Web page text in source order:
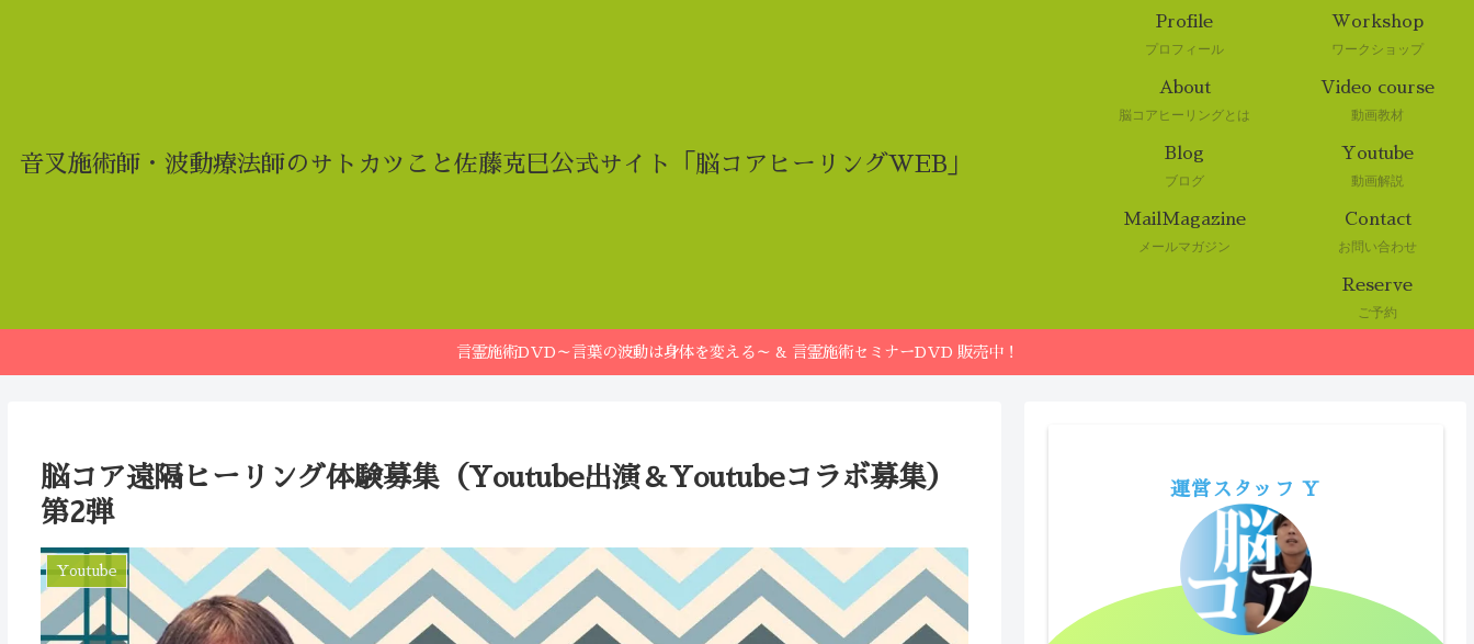
音叉施術師・波動療法師のサトカツこと佐藤克巳公式サイト「脳コアヒーリングWEB」
Profile
プロフィール
Workshop
ワークショップ
About
脳コアヒーリングとは
Video course
動画教材
Blog
ブログ
Youtube
動画解説
MailMagazine
メールマガジン
Contact
お問い合わせ
Reserve
ご予約
言霊施術DVD～言葉の波動は身体を変える～ & 言霊施術セミナーDVD 販売中！
脳コア遠隔ヒーリング体験募集（Youtube出演＆Youtubeコラボ募集）
第2弾
Youtube
運営スタッフ Y